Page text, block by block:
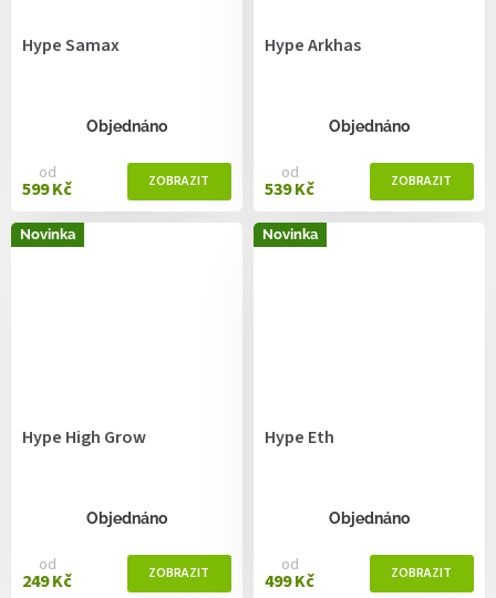
Hype Samax
Objednáno
od
599 Kč
Hype Arkhas
Objednáno
od
539 Kč
Novinka
Hype High Grow
Objednáno
od
249 Kč
Novinka
Hype Eth
Objednáno
od
499 Kč